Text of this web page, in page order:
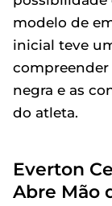
modelo de
inicial teve
compreender
negra e as
do atleta.
Everton
Abre Mão